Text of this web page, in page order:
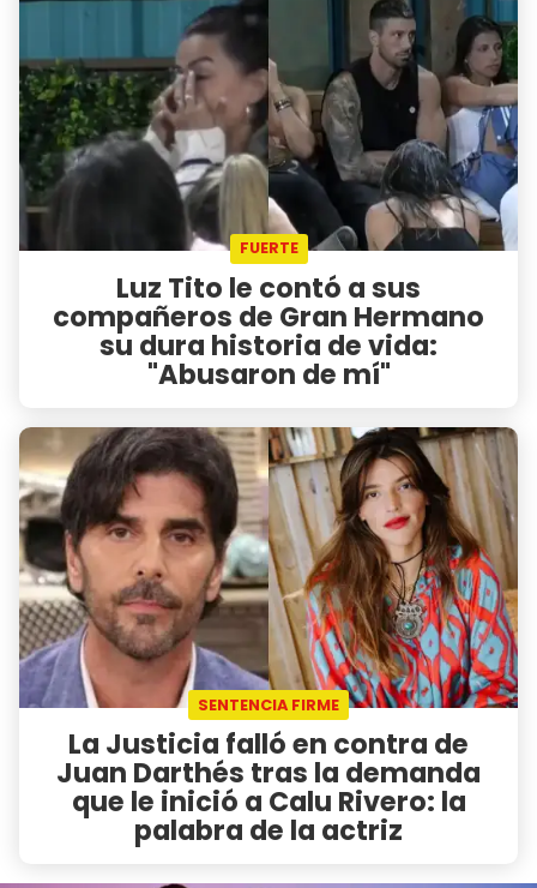
FUERTE
Luz Tito le contó a sus
compañeros de Gran Hermano
su dura historia de vida:
"Abusaron de mí"
SENTENCIA FIRME
La Justicia falló en contra de
Juan Darthés tras la demanda
que le inició a Calu Rivero: la
palabra de la actriz